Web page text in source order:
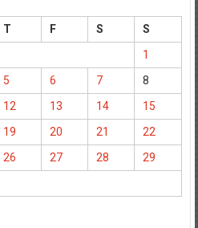
T F S
S
1
5 6 7
8
12 13 14
15
19 20 21
22
26 27 28
29